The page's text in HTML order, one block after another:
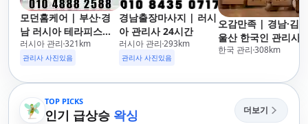
모던홈케어 | 부산·경
남 러시아 테라피스트
방문 마사지
러시아 관리 321km
관리사 사진있음
경남출장마사지 | 러시
아 관리사 24시간
러시아 관리 293km
관리사 사진있음
오감만족 | 경남·김
울산 한국인 관리사
장마사지
한국 관리 308km
TOP PICKS
인기 급상승 왁싱 더보기